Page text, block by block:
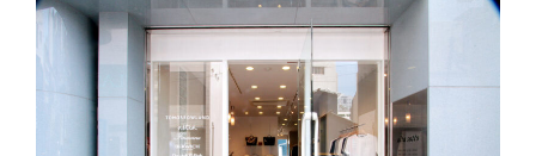
す
か
も